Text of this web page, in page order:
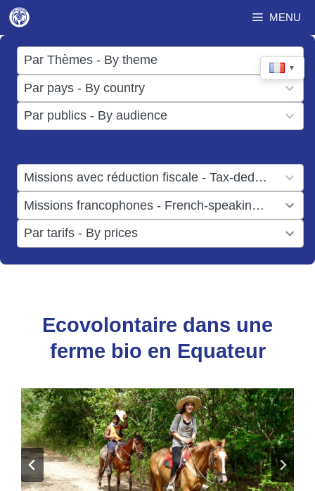
Aller
au
contenu
MENU
▼
Par Thèmes - By theme
17
results
available
Par pays - By country
50
results
available
Par publics - By audience
results
Missions avec réduction fiscale - Tax-deductible missions
result
available
Missions francophones - French-speaking missions
result
available
Par tarifs - By prices
results
available
Ecovolontaire dans une
ferme bio en Equateur